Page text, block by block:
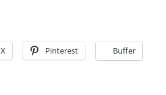
X Pinterest Buffer